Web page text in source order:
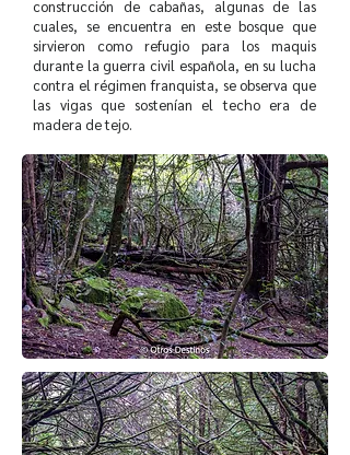
construcción de cabañas, algunas de las
cuales, se encuentra en este bosque que
sirvieron como refugio para los maquis
durante la guerra civil española, en su lucha
contra el régimen franquista, se observa que
las vigas que sostenían el techo era de
madera de tejo.